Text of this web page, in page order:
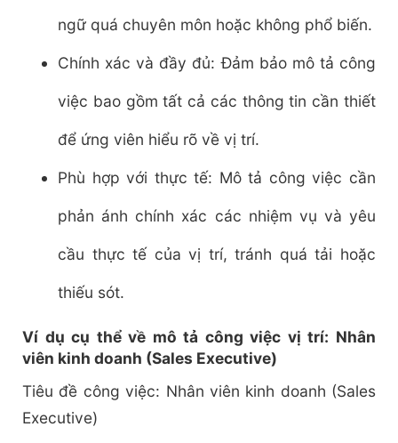
ngữ quá chuyên môn hoặc không phổ biến.
Chính xác và đầy đủ: Đảm bảo mô tả công
việc bao gồm tất cả các thông tin cần thiết
để ứng viên hiểu rõ về vị trí.
Phù hợp với thực tế: Mô tả công việc cần
phản ánh chính xác các nhiệm vụ và yêu
cầu thực tế của vị trí, tránh quá tải hoặc
thiếu sót.
Ví dụ cụ thể về mô tả công việc vị trí: Nhân
viên kinh doanh (Sales Executive)
Tiêu đề công việc: Nhân viên kinh doanh (Sales
Executive)